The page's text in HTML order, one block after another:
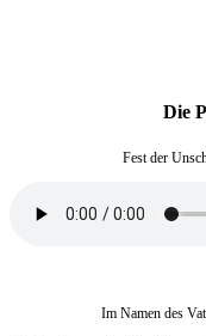
Die
Fest der
Im Namen des